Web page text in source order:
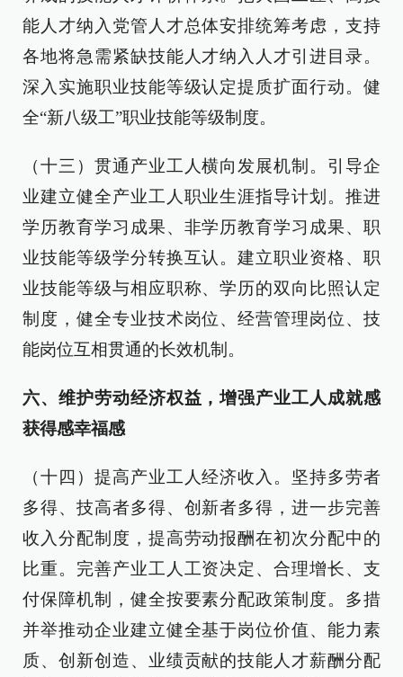
能人才纳入党管人才总体安排统筹考虑，支持
各地将急需紧缺技能人才纳入人才引进目录。
深入实施职业技能等级认定提质扩面行动。健
全“新八级工”职业技能等级制度。
（十三）贯通产业工人横向发展机制。引导企
业建立健全产业工人职业生涯指导计划。推进
学历教育学习成果、非学历教育学习成果、职
业技能等级学分转换互认。建立职业资格、职
业技能等级与相应职称、学历的双向比照认定
制度，健全专业技术岗位、经营管理岗位、技
能岗位互相贯通的长效机制。
六、维护劳动经济权益，增强产业工人成就感
获得感幸福感
（十四）提高产业工人经济收入。坚持多劳者
多得、技高者多得、创新者多得，进一步完善
收入分配制度，提高劳动报酬在初次分配中的
比重。完善产业工人工资决定、合理增长、支
付保障机制，健全按要素分配政策制度。多措
并举推动企业建立健全基于岗位价值、能力素
质、创新创造、业绩贡献的技能人才薪酬分配